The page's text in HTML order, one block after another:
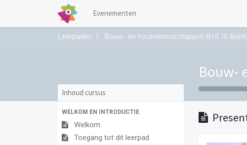
Evenementen
Leerpaden Bouw- en houtwetenschappen B+S III-
Bouw-
Inhoud cursus
WELKOM EN INTRODUCTIE
Welkom
Toegang tot dit leerpad